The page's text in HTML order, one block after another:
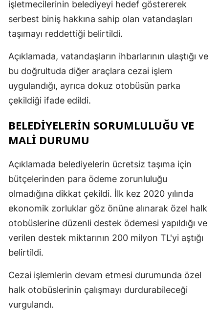
işletmecilerinin belediyeyi hedef göstererek
serbest biniş hakkına sahip olan vatandaşları
taşımayı reddettiği belirtildi.
Açıklamada, vatandaşların ihbarlarının ulaştığı ve
bu doğrultuda diğer araçlara cezai işlem
uygulandığı, ayrıca dokuz otobüsün parka
çekildiği ifade edildi.
BELEDIYELERIN SORUMLULUĞU VE
MALI DURUMU
Açıklamada belediyelerin ücretsiz taşıma için
bütçelerinden para ödeme zorunluluğu
olmadığına dikkat çekildi. İlk kez 2020 yılında
ekonomik zorluklar göz önüne alınarak özel halk
otobüslerine düzenli destek ödemesi yapıldığı ve
verilen destek miktarının 200 milyon TL'yi aştığı
belirtildi.
Cezai işlemlerin devam etmesi durumunda özel
halk otobüslerinin çalışmayı durdurabileceği
vurgulandı.